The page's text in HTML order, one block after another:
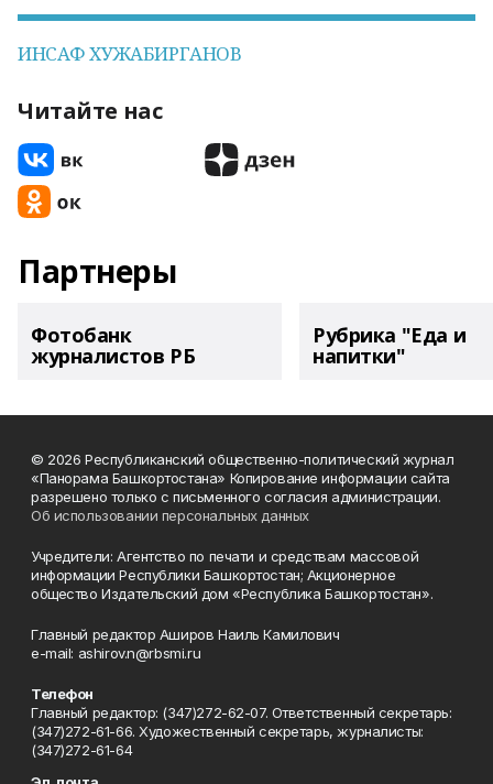
ИНСАФ ХУЖАБИРГАНОВ
Читайте нас
Партнеры
Фотобанк
журналистов РБ
Рубрика "Еда и
напитки"
© 2026 Республиканский общественно-политический журнал
«Панорама Башкортостана» Копирование информации сайта
разрешено только с письменного согласия администрации.
Об использовании персональных данных
Учредители: Агентство по печати и средствам массовой
информации Республики Башкортостан; Акционерное
общество Издательский дом «Республика Башкортостан».
Главный редактор Аширов Наиль Камилович
e-mail: ashirov.n@rbsmi.ru
Телефон
Главный редактор: (347)272-62-07. Ответственный секретарь:
(347)272-61-66. Художественный секретарь, журналисты:
(347)272-61-64